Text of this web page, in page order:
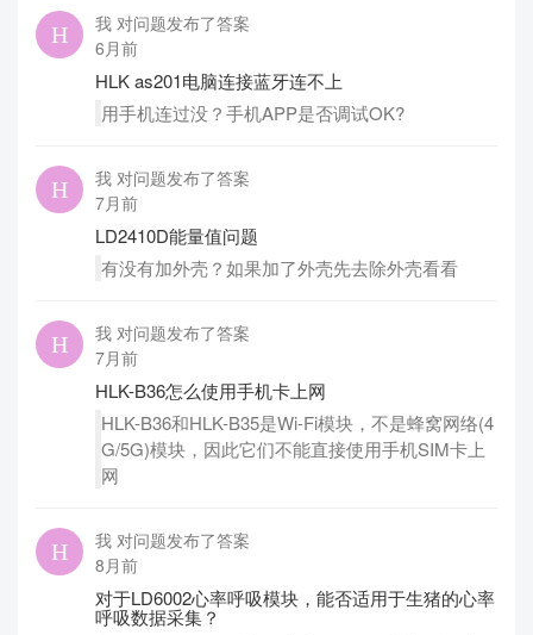
我 对问题发布了答案
6月前
HLK as201电脑连接蓝牙连不上
用手机连过没？手机APP是否调试OK?
我 对问题发布了答案
7月前
LD2410D能量值问题
有没有加外壳？如果加了外壳先去除外壳看看
我 对问题发布了答案
7月前
HLK-B36怎么使用手机卡上网
HLK-B36和HLK-B35是Wi-Fi模块，不是蜂窝网络(4
G/5G)模块，因此它们不能直接使用手机SIM卡上
网
我 对问题发布了答案
8月前
对于LD6002心率呼吸模块，能否适用于生猪的心率
呼吸数据采集？